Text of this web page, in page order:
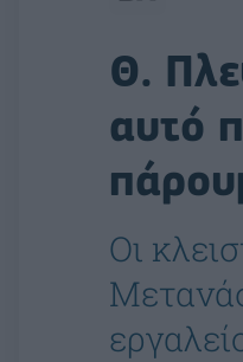
Θ.
αυτό
Οι